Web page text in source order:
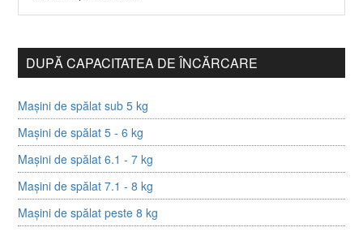
DUPĂ CAPACITATEA DE ÎNCĂRCARE
Mașini de spălat sub 5 kg
Mașini de spălat 5 - 6 kg
Mașini de spălat 6.1 - 7 kg
Mașini de spălat 7.1 - 8 kg
Mașini de spălat peste 8 kg